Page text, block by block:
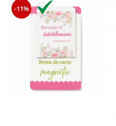
-11%